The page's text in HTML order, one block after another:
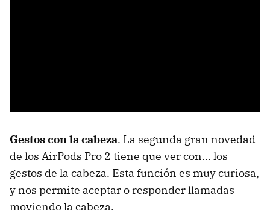
Gestos con la cabeza. La segunda gran novedad
de los AirPods Pro 2 tiene que ver con... los
gestos de la cabeza. Esta función es muy curiosa,
y nos permite aceptar o responder llamadas
moviendo la cabeza.